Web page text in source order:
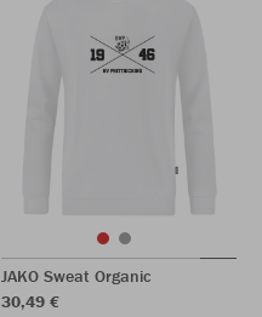
JAKO Sweat Organic
30,49 €